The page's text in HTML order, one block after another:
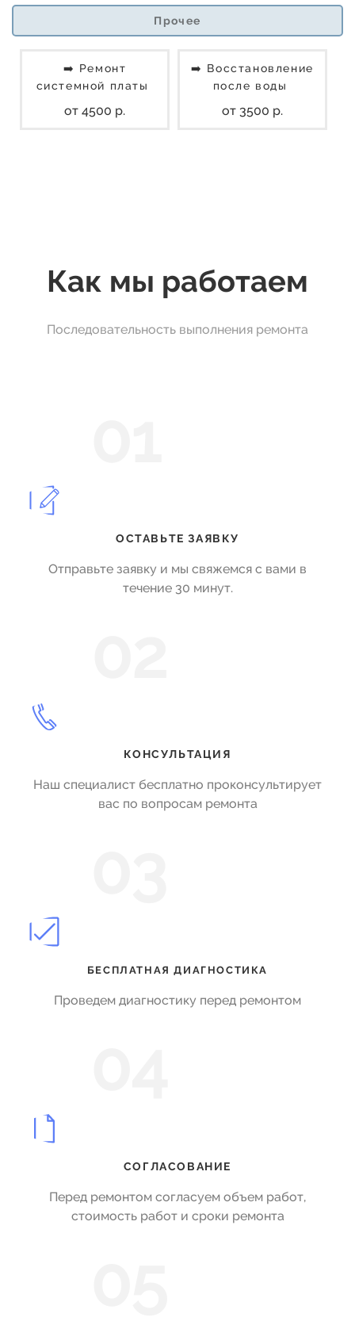
Прочее
➡️ Ремонт
системной платы
от 4500 р.
➡️ Восстановление
после воды
от 3500 р.
Как мы работаем
Последовательность выполнения ремонта
ОСТАВЬТЕ ЗАЯВКУ
Отправьте заявку и мы свяжемся с вами в
течение 30 минут.
КОНСУЛЬТАЦИЯ
Наш специалист бесплатно проконсультирует
вас по вопросам ремонта
БЕСПЛАТНАЯ ДИАГНОСТИКА
Проведем диагностику перед ремонтом
СОГЛАСОВАНИЕ
Перед ремонтом согласуем объем работ,
стоимость работ и сроки ремонта